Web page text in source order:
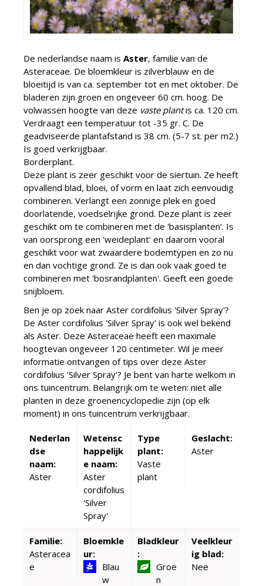
De nederlandse naam is Aster, familie van de
Asteraceae. De bloemkleur is zilverblauw en de
bloeitijd is van ca. september tot en met oktober. De
bladeren zijn groen en ongeveer 60 cm. hoog. De
volwassen hoogte van deze vaste plantis ca. 120 cm.
Verdraagt een temperatuur tot -35 gr. C. De
geadviseerde plantafstand is 38 cm. (5-7 st. per m2.)
Is goed verkrijgbaar.
Borderplant.
Deze plant is zeer geschikt voor de siertuin. Ze heeft
opvallend blad, bloei, of vorm en laat zich eenvoudig
combineren. Verlangt een zonnige plek en goed
doorlatende, voedselrijke grond. Deze plant is zeer
geschikt om te combineren met de 'basisplanten'. Is
van oorsprong een 'weideplant' en daarom vooral
geschikt voor wat zwaardere bodemtypen en zo nu
en dan vochtige grond. Ze is dan ook vaak goed te
combineren met 'bosrandplanten'. Geeft een goede
snijbloem.
Ben je op zoek naar Aster cordifolius 'Silver Spray'?
De Aster cordifolius 'Silver Spray' is ook wel bekend
als Aster. Deze Asteraceae heeft een maximale
hoogtevan ongeveer 120 centimeter. Wil je meer
informatie ontvangen of tips over deze Aster
cordifolius 'Silver Spray'? Je bent van harte welkom in
ons tuincentrum. Belangrijk om te weten: niet alle
planten in deze groenencyclopedie zijn (op elk
moment) in ons tuincentrum verkrijgbaar.
Nederlan
dse
naam:
Aster
Wetensc
happelijk
e naam:
Aster
cordifolius
'Silver
Spray'
Type
plant:
Vaste
plant
Geslacht:
Aster
Familie:
Asteracea
e
Bloemkle
ur:
Blau
w
Bladkleur
:
Groe
n
Veelkleur
ig blad:
Nee